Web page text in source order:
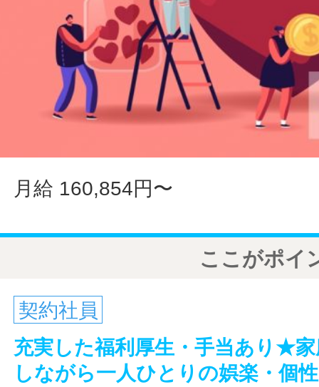
月給 160,854円〜
ここがポイ
契約社員
充実した福利厚生・手当あり★
しながら一人ひとりの娯楽・個